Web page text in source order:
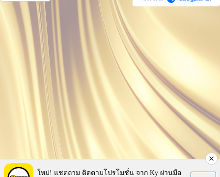
ใหม่! แชตถาม ติดตามโปรโมชั่น จาก Ky ผ่านมือ